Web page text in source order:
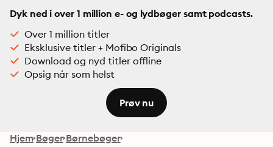
Dyk ned i over 1 million e- og lydbøger samt podcasts.
Over 1 million titler
Eksklusive titler + Mofibo Originals
Download og nyd titler offline
Opsig når som helst
Prøv nu
Hjem Bøger Børnebøger